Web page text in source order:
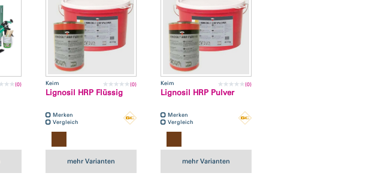
(0) Keim (0)
Lignosil HRP Flüssig
Merken
Vergleich
mehr Varianten
Keim (0)
Lignosil HRP Pulver
Merken
Vergleich
mehr Varianten